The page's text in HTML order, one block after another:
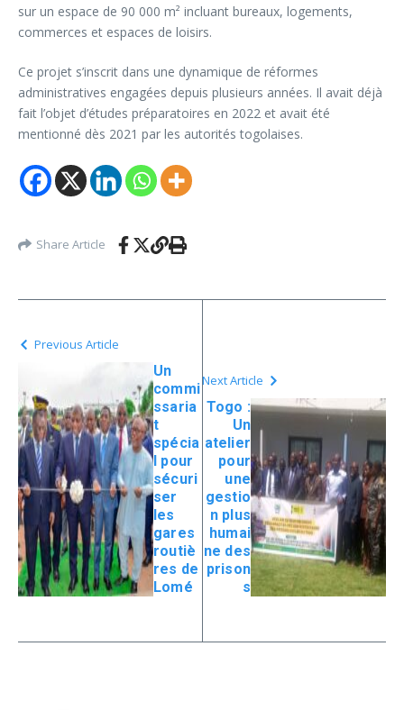
sur un espace de 90 000 m² incluant bureaux, logements,
commerces et espaces de loisirs.
Ce projet s’inscrit dans une dynamique de réformes
administratives engagées depuis plusieurs années. Il avait déjà
fait l’objet d’études préparatoires en 2022 et avait été
mentionné dès 2021 par les autorités togolaises.
Share Article
Previous Article
Un
commi
ssaria
t
spécia
l pour
sécuri
ser
les
gares
routiè
res de
Lomé
Next Article
Togo :
Un
atelier
pour
une
gestio
n plus
humai
ne des
prison
s